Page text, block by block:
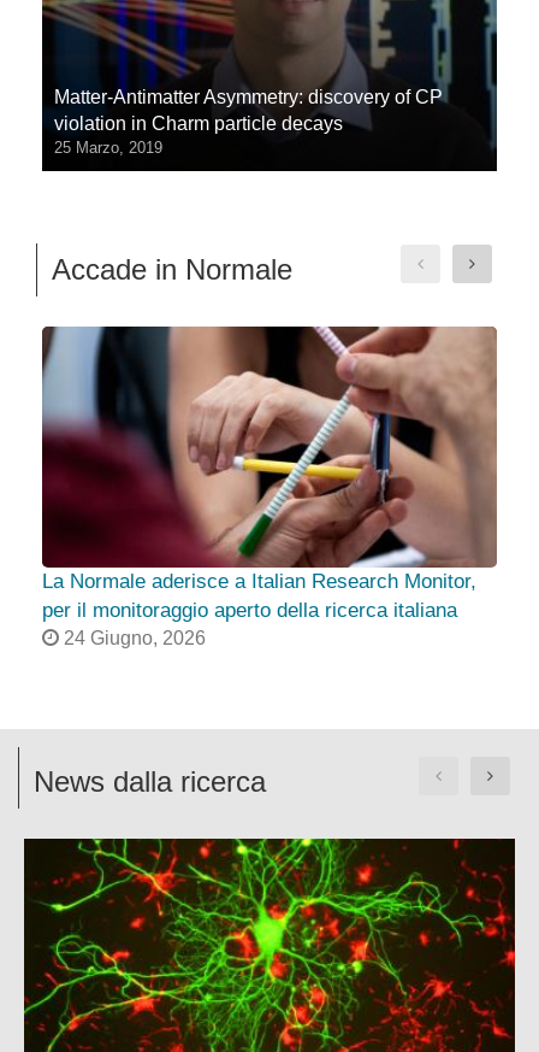
Matter-Antimatter Asymmetry: discovery of CP
violation in Charm particle decays
25 Marzo, 2019
Accade in Normale
La Normale aderisce a Italian Research Monitor,
per il monitoraggio aperto della ricerca italiana
24 Giugno, 2026
News dalla ricerca